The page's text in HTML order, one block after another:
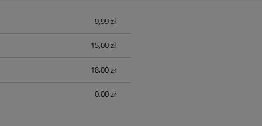
9,99 zł
15,00 zł
18,00 zł
0,00 zł